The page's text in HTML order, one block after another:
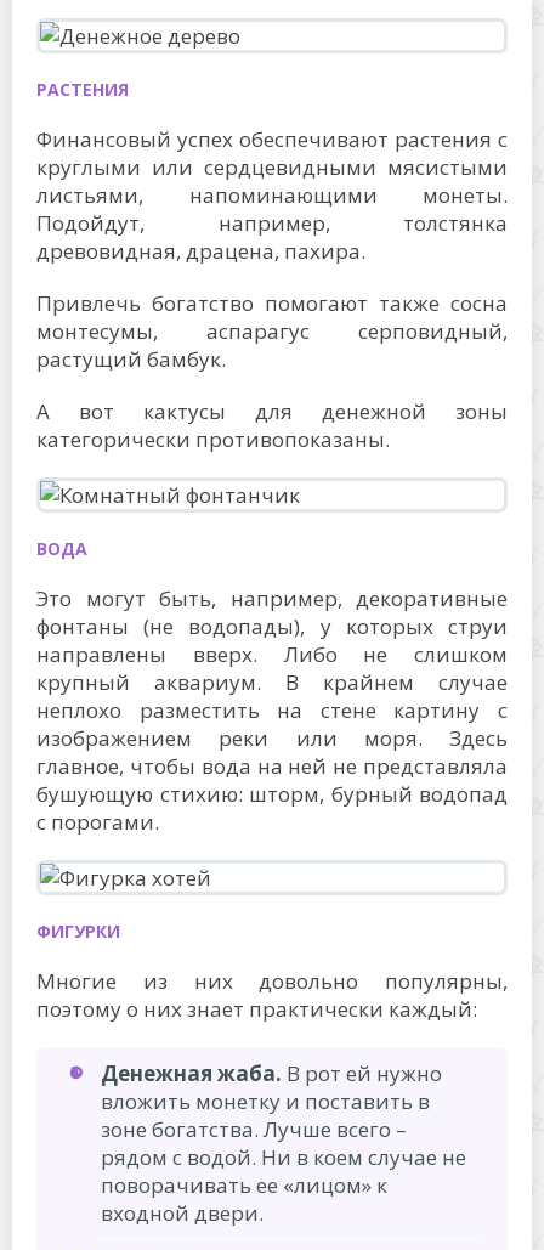
РАСТЕНИЯ
Финансовый успех обеспечивают растения с
круглыми или сердцевидными мясистыми
листьями, напоминающими монеты.
Подойдут, например, толстянка
древовидная, драцена, пахира.
Привлечь богатство помогают также сосна
монтесумы, аспарагус серповидный,
растущий бамбук.
А вот кактусы для денежной зоны
категорически противопоказаны.
ВОДА
Это могут быть, например, декоративные
фонтаны (не водопады), у которых струи
направлены вверх. Либо не слишком
крупный аквариум. В крайнем случае
неплохо разместить на стене картину с
изображением реки или моря. Здесь
главное, чтобы вода на ней не представляла
бушующую стихию: шторм, бурный водопад
с порогами.
ФИГУРКИ
Многие из них довольно популярны,
поэтому о них знает практически каждый:
Денежная жаба. В рот ей нужно
вложить монетку и поставить в
зоне богатства. Лучше всего –
рядом с водой. Ни в коем случае не
поворачивать ее «лицом» к
входной двери.